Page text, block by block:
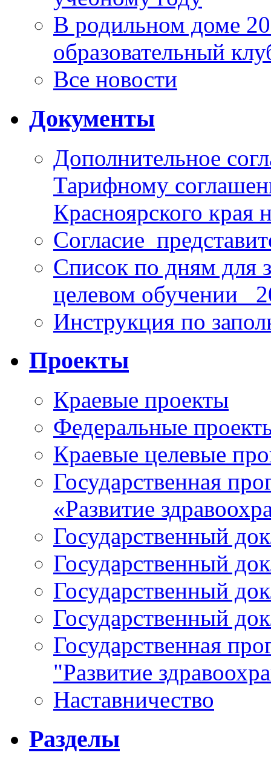
В родильном доме
образовательный
Все новости
Документы
Дополнительное
Тарифному
Красноярского края
Список по дням для
целевом обучении_
Инструкция по
Проекты
Краевые проекты
Федеральные
Краевые целевые
Государственная
«Развитие
Государственный
Государственный
Государственный
Государственный
Государственная
"Развитие
Наставничество
Разделы